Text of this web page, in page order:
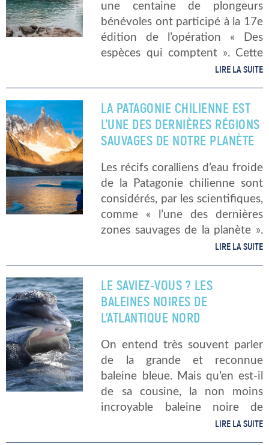
une centaine de plongeurs
bénévoles ont participé à la 17e
édition de l’opération « Des
espèces qui comptent ». Cette
opération vise au suivi de la
la Méditerranée : […]
LIRE LA SUITE
LA PATAGONIE CHILIENNE EST
L’UNE DES DERNIÈRES RÉGIONS
SAUVAGES DE NOTRE PLANÈTE
Les récifs coralliens d’eau froide
de la Patagonie chilienne sont
considérés, par les scientifiques,
comme « l’une des dernières
zones sauvages de la planète ».
Pourtant, les changements
environnement et « De
nombreux organismes ne […]
LIRE LA SUITE
LE SAVIEZ-VOUS ? LES
BALEINES NOIRES DE
L’ATLANTIQUE NORD
On entend très souvent parler
de la grande et reconnue
baleine bleue. Mais qu’en est-il
de sa cousine, la non moins
incroyable baleine noire de
l’Atlantique Nord ? Aujourd’hui,
LIRE LA SUITE